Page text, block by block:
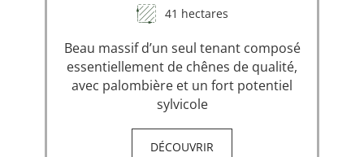
41 hectares
Beau massif d’un seul tenant composé
essentiellement de chênes de qualité,
avec palombière et un fort potentiel
sylvicole
DÉCOUVRIR